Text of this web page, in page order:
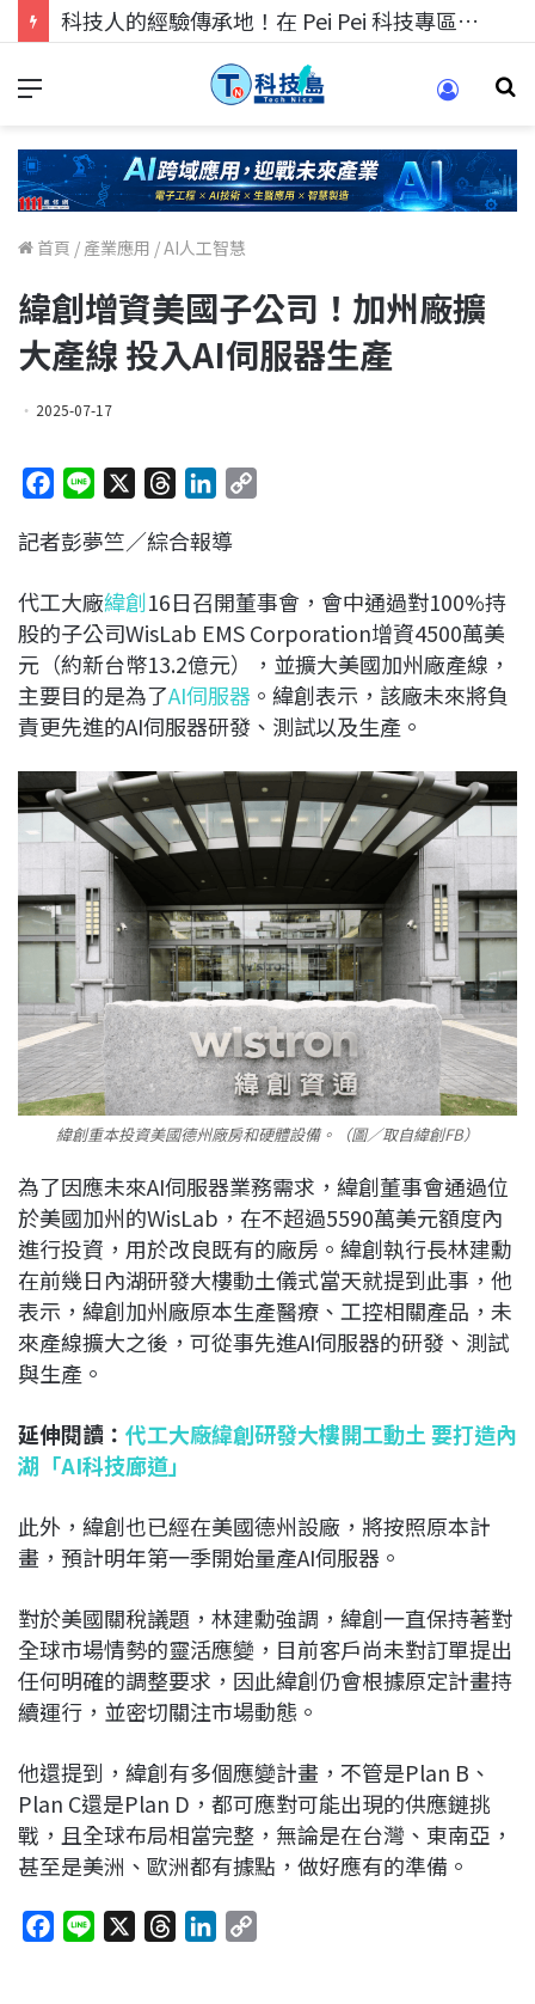
科技人找工作，就到TECH+ 科技專區!
首頁 / 產業應用 /AI人工智慧
緯創增資美國子公司！加州廠擴
大產線 投入AI伺服器生產
2025-07-17
c
b
o
o
k
n
r
a
d
s
n
e
d
I
n
L
i
n
k
記者彭夢竺／綜合報導
代工大廠緯創16日召開董事會，會中通過對100%持
股的子公司WisLab EMS Corporation增資4500萬美
元（約新台幣13.2億元），並擴大美國加州廠產線，
主要目的是為了AI伺服器 。緯創表示，該廠未來將負
責更先進的AI伺服器研發、測試以及生產。
緯創重本投資美國德州廠房和硬體設備。（圖／取自緯創FB）
為了因應未來AI伺服器業務需求，緯創董事會通過位
於美國加州的WisLab，在不超過5590萬美元額度內
進行投資，用於改良既有的廠房。緯創執行長林建勳
在前幾日內湖研發大樓動土儀式當天就提到此事，他
表示，緯創加州廠原本生產醫療、工控相關產品，未
來產線擴大之後，可從事先進AI伺服器的研發、測試
與生產。
延伸閱讀： 代工大廠緯創研發大樓開工動土 要打造內
湖「AI科技廊道」
此外，緯創也已經在美國德州設廠，將按照原本計
畫，預計明年第一季開始量產AI伺服器。
對於美國關稅議題，林建勳強調，緯創一直保持著對
全球市場情勢的靈活應變，目前客戶尚未對訂單提出
任何明確的調整要求，因此緯創仍會根據原定計畫持
續運行，並密切關注市場動態。
他還提到，緯創有多個應變計畫，不管是Plan B、
Plan C還是Plan D，都可應對可能出現的供應鏈挑
戰，且全球布局相當完整，無論是在台灣、東南亞，
甚至是美洲、歐洲都有據點，做好應有的準備。